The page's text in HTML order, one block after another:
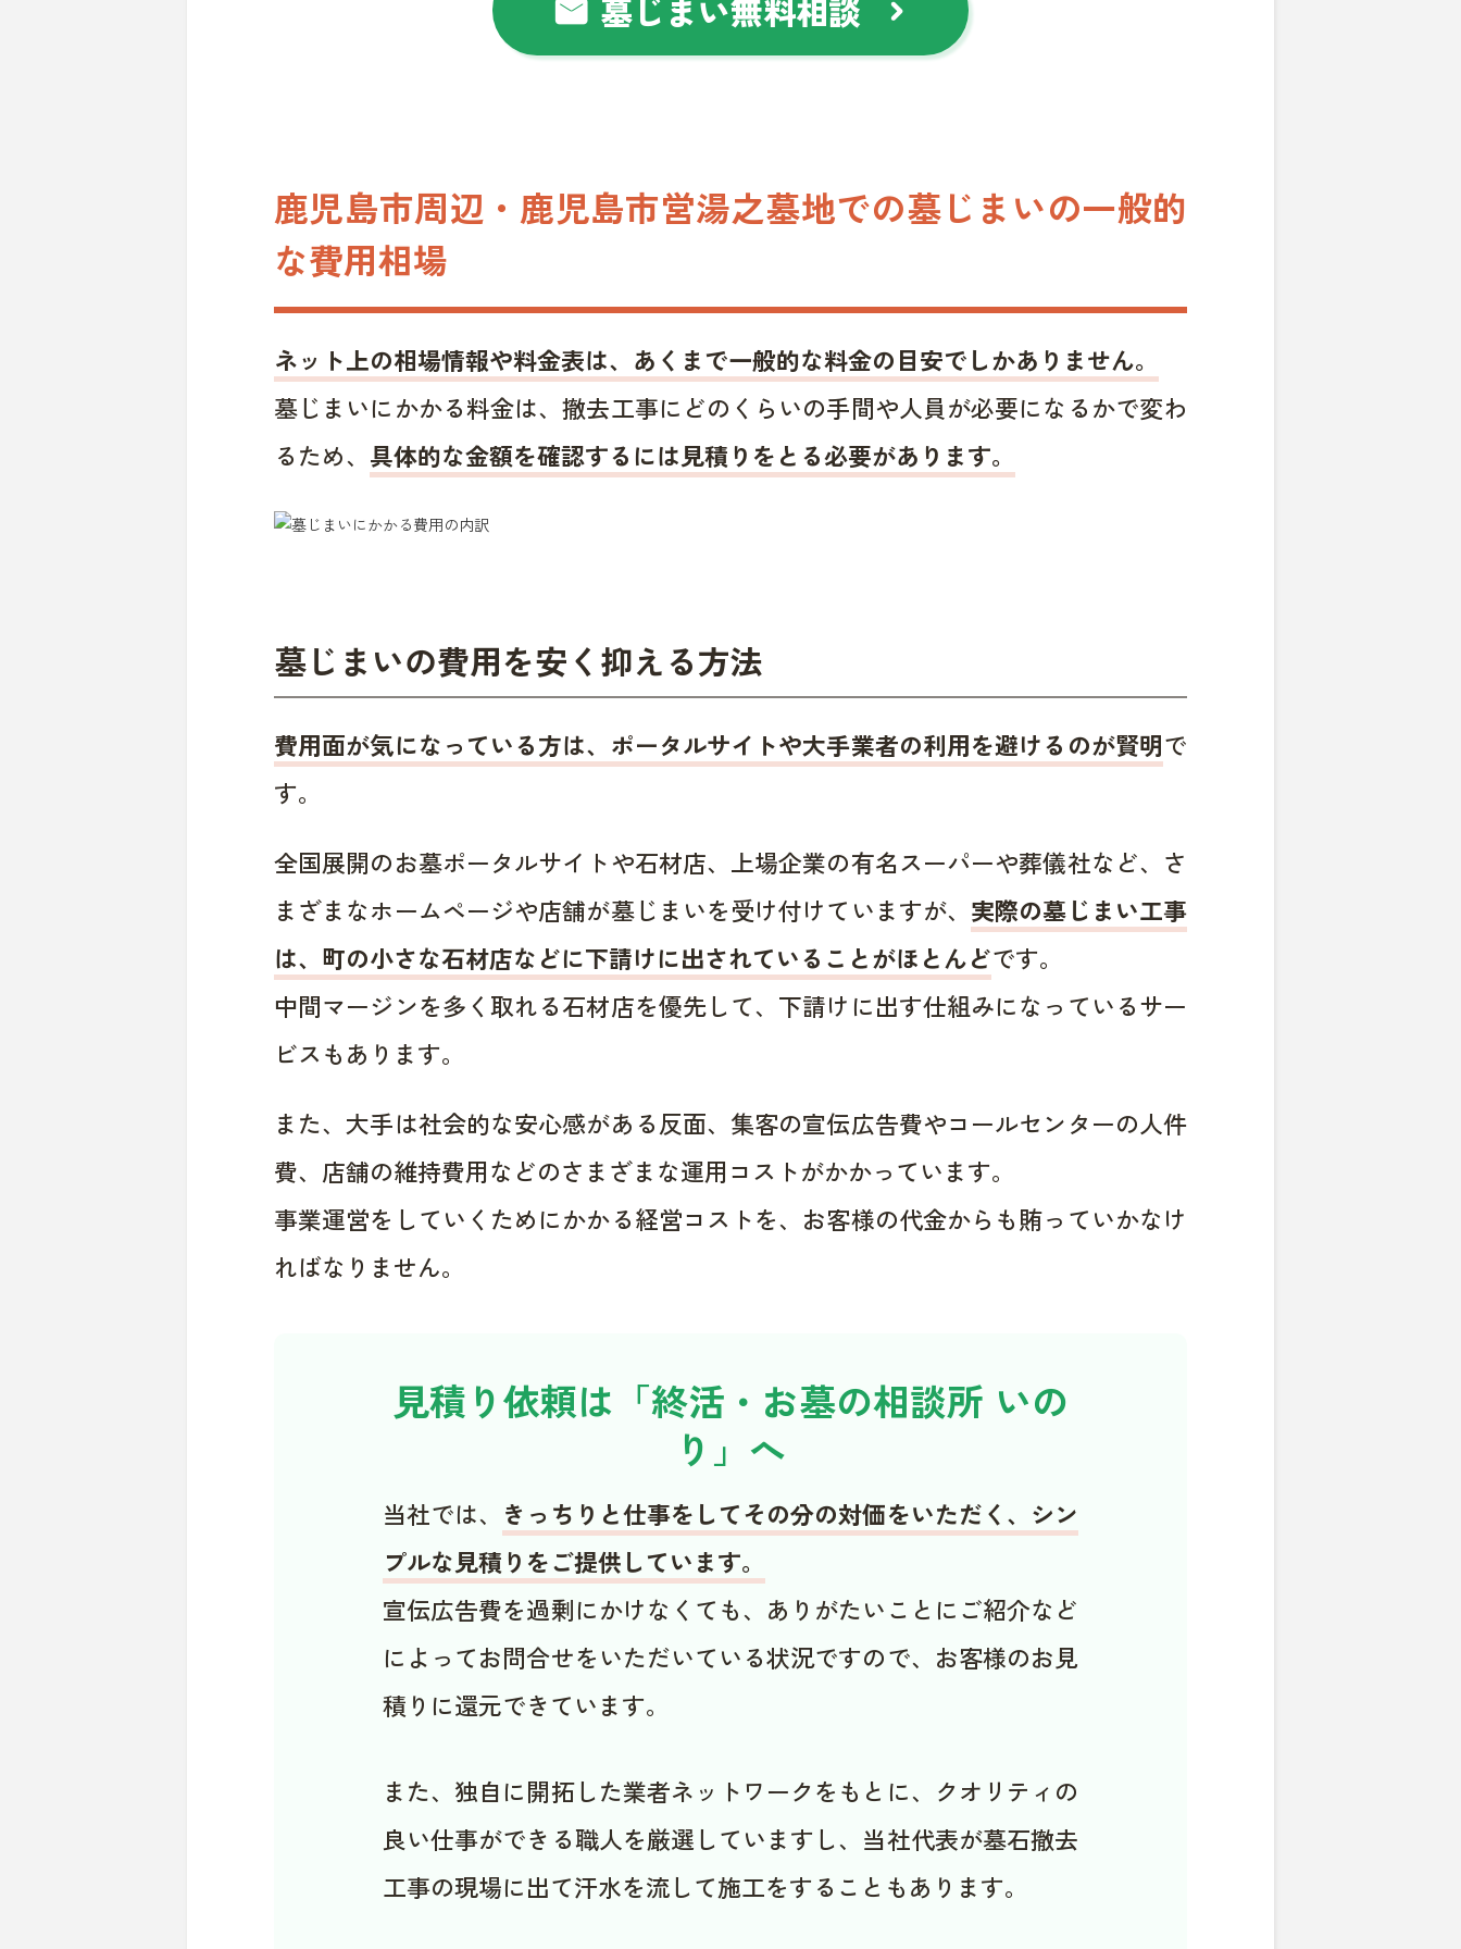
mail 墓じまい無料相談 chevron_right
鹿児島市周辺・鹿児島市営湯之墓地での墓じまいの一般的
な費用相場
ネット上の相場情報や料金表は、あくまで一般的な料金の目安でしかありません。
墓じまいにかかる料金は、撤去工事にどのくらいの手間や人員が必要になるかで変わ
るため、 具体的な金額を確認するには見積りをとる必要があります。
墓じまいの費用を安く抑える方法
費用面が気になっている方は、ポータルサイトや大手業者の利用を避けるのが賢明で
す。
全国展開のお墓ポータルサイトや石材店、上場企業の有名スーパーや葬儀社など、さ
まざまなホームページや店舗が墓じまいを受け付けていますが、 実際の墓じまい工事
は、町の小さな石材店などに下請けに出されていることがほとんどです。
中間マージンを多く取れる石材店を優先して、下請けに出す仕組みになっているサー
ビスもあります。
また、大手は社会的な安心感がある反面、集客の宣伝広告費やコールセンターの人件
費、店舗の維持費用などのさまざまな運用コストがかかっています。
事業運営をしていくためにかかる経営コストを、お客様の代金からも賄っていかなけ
ればなりません。
見積り依頼は「終活・お墓の相談所 いの
り」へ
当社では、 きっちりと仕事をしてその分の対価をいただく、シン
プルな見積りをご提供しています。
宣伝広告費を過剰にかけなくても、ありがたいことにご紹介など
によってお問合せをいただいている状況ですので、お客様のお見
積りに還元できています。
また、独自に開拓した業者ネットワークをもとに、クオリティの
良い仕事ができる職人を厳選していますし、当社代表が墓石撤去
工事の現場に出て汗水を流して施工をすることもあります。